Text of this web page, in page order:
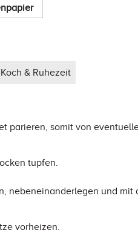
& Ruhezeit
parieren, somit von
tupfen.
nebeneinanderlegen und mit
vorheizen.